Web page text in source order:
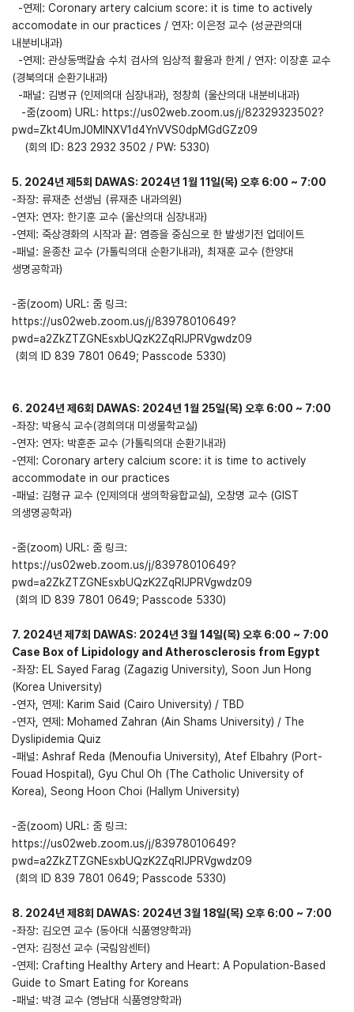
-연제: Coronary artery calcium score: it is time to actively
accomodate in our practices / 연자: 이은정 교수 (성균관의대
내분비내과)
-연제: 관상동맥칼슘 수치 검사의 임상적 활용과 한계 / 연자: 이장훈 교수
(경북의대 순환기내과)
-패널: 김병규 (인제의대 심장내과), 정창희 (울산의대 내분비내과)
-줌(zoom) URL: https://us02web.zoom.us/j/82329323502?
pwd=Zkt4UmJ0MlNXV1d4YnVVS0dpMGdGZz09
(회의 ID: 823 2932 3502 / PW: 5330)
5. 2024년 제5회 DAWAS: 2024년 1월 11일(목) 오후 6:00 ~ 7:00
-좌장: 류재춘 선생님 (류재춘 내과의원)
-연자: 연자: 한기훈 교수 (울산의대 심장내과)
-연제: 죽상경화의 시작과 끝: 염증을 중심으로 한 발생기전 업데이트
-패널: 윤종찬 교수 (가톨릭의대 순환기내과), 최재훈 교수 (한양대
생명공학과)
-줌(zoom) URL: 줌 링크:
https://us02web.zoom.us/j/83978010649?
pwd=a2ZkZTZGNEsxbUQzK2ZqRlJPRVgwdz09
(회의 ID 839 7801 0649; Passcode 5330)
6. 2024년 제6회 DAWAS: 2024년 1월 25일(목) 오후 6:00 ~ 7:00
-좌장: 박용식 교수(경희의대 미생물학교실)
-연자: 연자: 박훈준 교수 (가톨릭의대 순환기내과)
-연제: Coronary artery calcium score: it is time to actively
accommodate in our practices
-패널: 김형규 교수 (인제의대 생의학융합교실), 오창명 교수 (GIST
의생명공학과)
-줌(zoom) URL: 줌 링크:
https://us02web.zoom.us/j/83978010649?
pwd=a2ZkZTZGNEsxbUQzK2ZqRlJPRVgwdz09
(회의 ID 839 7801 0649; Passcode 5330)
7. 2024년 제7회 DAWAS: 2024년 3월 14일(목) 오후 6:00 ~ 7:00
Case Box of Lipidology and Atherosclerosis from Egypt
-좌장: EL Sayed Farag (Zagazig University), Soon Jun Hong
(Korea University)
-연자, 연제: Karim Said (Cairo University) / TBD
-연자, 연제: Mohamed Zahran (Ain Shams University) / The
Dyslipidemia Quiz
-패널: Ashraf Reda (Menoufia University), Atef Elbahry (Port-
Fouad Hospital), Gyu Chul Oh (The Catholic University of
Korea), Seong Hoon Choi (Hallym University)
-줌(zoom) URL: 줌 링크:
https://us02web.zoom.us/j/83978010649?
pwd=a2ZkZTZGNEsxbUQzK2ZqRlJPRVgwdz09
(회의 ID 839 7801 0649; Passcode 5330)
8. 2024년 제8회 DAWAS: 2024년 3월 18일(목) 오후 6:00 ~ 7:00
-좌장: 김오연 교수 (동아대 식품영양학과)
-연자: 김정선 교수 (국림암센터)
-연제: Crafting Healthy Artery and Heart: A Population-Based
Guide to Smart Eating for Koreans
-패널: 박경 교수 (영남대 식품영양학과)